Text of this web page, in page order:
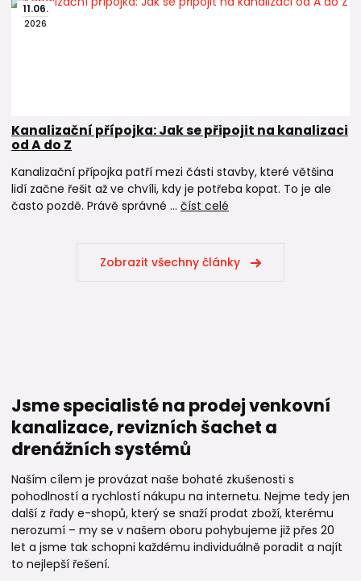
11.06.
2026
Kanalizační přípojka: Jak se připojit na kanalizaci
od A do Z
Kanalizační přípojka patří mezi části stavby, které většina
lidí začne řešit až ve chvíli, kdy je potřeba kopat. To je ale
často pozdě. Právě správné ... číst celé
Zobrazit všechny články
Jsme specialisté na prodej venkovní
kanalizace, revizních šachet a
drenážních systémů
Naším cílem je provázat naše bohaté zkušenosti s
pohodlností a rychlostí nákupu na internetu. Nejme tedy jen
další z řady e-shopů, který se snaží prodat zboží, kterému
nerozumí – my se v našem oboru pohybujeme již přes 20
let a jsme tak schopni každému individuálně poradit a najít
to nejlepší řešení.